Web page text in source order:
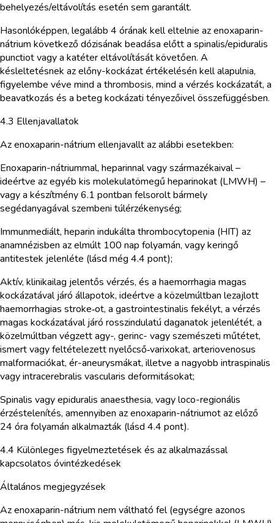
behelyezés/eltávolítás esetén sem garantált.
Hasonlóképpen, legalább 4 órának kell eltelnie az enoxaparin-
nátrium következő dózisának beadása előtt a spinalis/epiduralis
punctiot vagy a katéter eltávolítását követően. A
késleltetésnek az előny-kockázat értékelésén kell alapulnia,
figyelembe véve mind a thrombosis, mind a vérzés kockázatát, a
beavatkozás és a beteg kockázati tényezőivel összefüggésben.
4.3 Ellenjavallatok
Az enoxaparin-nátrium ellenjavallt az alábbi esetekben:
Enoxaparin-nátriummal, heparinnal vagy származékaival –
ideértve az egyéb kis molekulatömegű heparinokat (LMWH) –
vagy a készítmény 6.1 pontban felsorolt bármely
segédanyagával szembeni túlérzékenység;
Immunmediált, heparin indukálta thrombocytopenia (HIT) az
anamnézisben az elmúlt 100 nap folyamán, vagy keringő
antitestek jelenléte (lásd még 4.4 pont);
Aktív, klinikailag jelentős vérzés, és a haemorrhagia magas
kockázatával járó állapotok, ideértve a közelmúltban lezajlott
haemorrhagias stroke‑ot, a gastrointestinalis fekélyt, a vérzés
magas kockázatával járó rosszindulatú daganatok jelenlétét, a
közelmúltban végzett agy-, gerinc- vagy szemészeti műtétet,
ismert vagy feltételezett nyelőcső‑varixokat, arteriovenosus
malformaciókat, ér-aneurysmákat, illetve a nagyobb intraspinalis
vagy intracerebralis vascularis deformitásokat;
Spinalis vagy epiduralis anaesthesia, vagy loco-regionális
érzéstelenítés, amennyiben az enoxaparin-nátriumot az előző
24 óra folyamán alkalmazták (lásd 4.4 pont).
4.4 Különleges figyelmeztetések és az alkalmazással
kapcsolatos óvintézkedések
Általános megjegyzések
Az enoxaparin-nátrium nem váltható fel (egységre azonos